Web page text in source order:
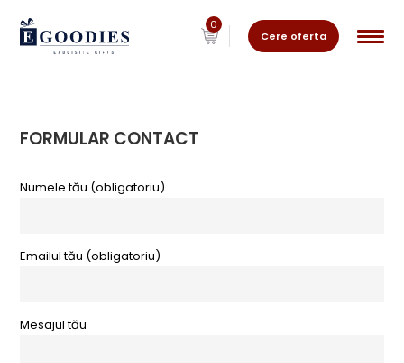
Cere oferta
0
FORMULAR CONTACT
Numele tău (obligatoriu)
Emailul tău (obligatoriu)
Mesajul tău